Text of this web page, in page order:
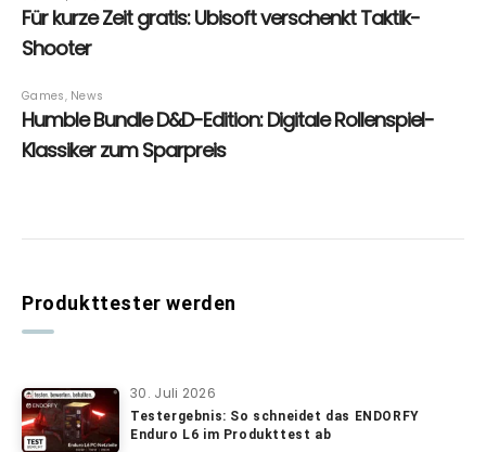
Produkttester werden
30. Juli 2026
Testergebnis: So schneidet das ENDORFY
Enduro L6 im Produkttest ab